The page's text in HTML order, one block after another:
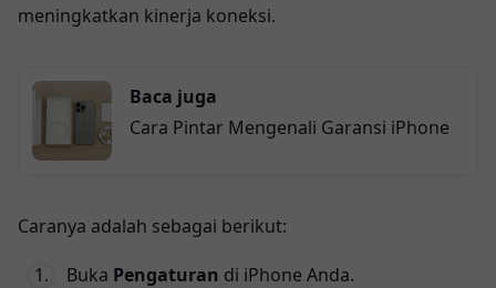
meningkatkan kinerja koneksi.
Baca juga
Cara Pintar Mengenali Garansi iPhone
Caranya adalah sebagai berikut:
Buka Pengaturan di iPhone Anda.